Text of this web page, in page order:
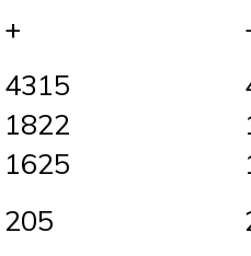
+
4315
1822
1625
205